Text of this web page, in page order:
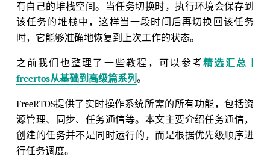
有自己的堆栈空间。当任务切换时，执行环境会保存到
该任务的堆栈中，这样当一段时间后再切换回该任务
时，它能够准确地恢复到上次工作的状态。
之前我们也整理了一些教程，可以参考精选汇总 |
freertos从基础到高级篇系列。
FreeRTOS提供了实时操作系统所需的所有功能，包括资
源管理、同步、任务通信等。本文主要介绍任务通信，
创建的任务并不是同时运行的，而是根据优先级顺序进
行任务调度。